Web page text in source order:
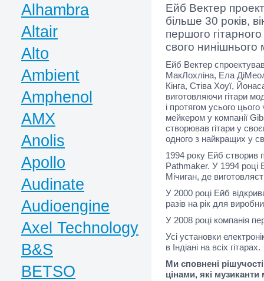
Alhambra
Altair
Alto
Ambient
Amphenol
AMX
Anolis
Apollo
Audinate
Audioengine
Axel Technology
B&S
BETSO
Ейб Вектер
більше 30 років,
першого
свого нинішнього
Ейб Вектер
МакЛохліна, Ела
Кінга, Стіва Хоуї,
виготовляючи гітари
і протягом усього
мейкером у компанії
створював гітари у
одного з найкращих у
1994 року Ейб створив
Pathmaker. У 1994 році
Мічиган, де
У 2000 році Ейб
разів на рік для
У 2008 році компанія
Усі установки
в Індіані на всіх гітарах.
Ми сповнені
цінами, які